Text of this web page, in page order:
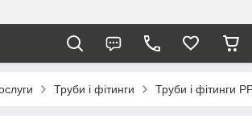
Труби і фітинги Труби і фітинги